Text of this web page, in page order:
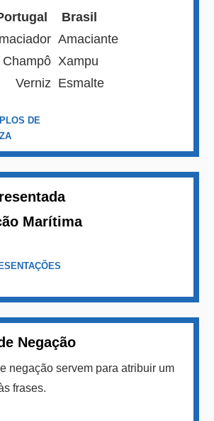
Brasil
Amaciante
Champô Xampu
Verniz Esmalte
DE
Marítima
Negação
negação servem para atribuir um
frases.